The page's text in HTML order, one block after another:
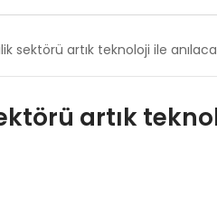
sektörü artık teknoloji ile
artık